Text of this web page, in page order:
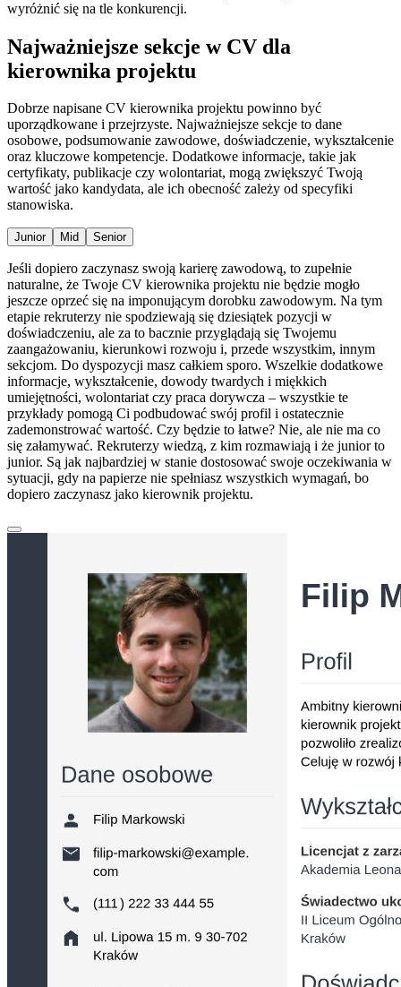
wyróżnić się na tle konkurencji.
Najważniejsze sekcje w CV dla
kierownika projektu
Dobrze napisane CV kierownika projektu powinno być
uporządkowane i przejrzyste. Najważniejsze sekcje to dane
osobowe, podsumowanie zawodowe, doświadczenie, wykształcenie
oraz kluczowe kompetencje. Dodatkowe informacje, takie jak
certyfikaty, publikacje czy wolontariat, mogą zwiększyć Twoją
wartość jako kandydata, ale ich obecność zależy od specyfiki
stanowiska.
Junior Mid Senior
Jeśli dopiero zaczynasz swoją karierę zawodową, to zupełnie
naturalne, że Twoje CV kierownika projektu nie będzie mogło
jeszcze oprzeć się na imponującym dorobku zawodowym. Na tym
etapie rekruterzy nie spodziewają się dziesiątek pozycji w
doświadczeniu, ale za to bacznie przyglądają się Twojemu
zaangażowaniu, kierunkowi rozwoju i, przede wszystkim, innym
sekcjom. Do dyspozycji masz całkiem sporo. Wszelkie dodatkowe
informacje, wykształcenie, dowody twardych i miękkich
umiejętności, wolontariat czy praca dorywcza – wszystkie te
przykłady pomogą Ci podbudować swój profil i ostatecznie
zademonstrować wartość. Czy będzie to łatwe? Nie, ale nie ma co
się załamywać. Rekruterzy wiedzą, z kim rozmawiają i że junior to
junior. Są jak najbardziej w stanie dostosować swoje oczekiwania w
sytuacji, gdy na papierze nie spełniasz wszystkich wymagań, bo
dopiero zaczynasz jako kierownik projektu.